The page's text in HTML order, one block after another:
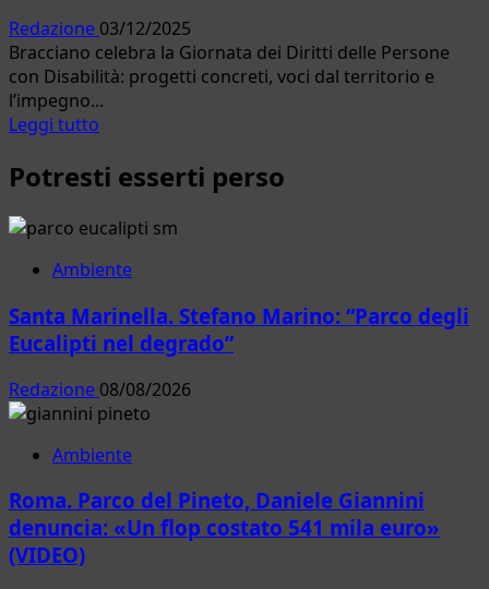
Redazione 03/12/2025
Bracciano celebra la Giornata dei Diritti delle Persone
con Disabilità: progetti concreti, voci dal territorio e
l’impegno...
Leggi tutto
più
Bracciano.
Disabilità,
inclusione
diritti:
la
continua
Potresti esserti perso
Ambiente
Santa Marinella. Stefano Marino: “Parco degli
Eucalipti nel degrado”
Redazione 08/08/2026
Ambiente
Roma. Parco del Pineto, Daniele Giannini
denuncia: «Un flop costato 541 mila euro»
(VIDEO)